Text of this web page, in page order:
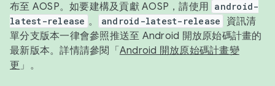
布至 AOSP。如要建構及貢獻 AOSP，請使用 android-
latest-release 。 android-latest-release
資訊清
單分支版本一律會參照推送至 Android 開放原始碼計畫的
最新版本。詳情請參閱「 Android 開放原始碼計畫變
更 」。